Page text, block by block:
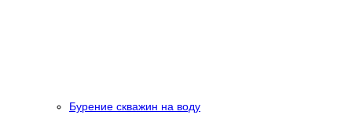
Бурение скважин на воду